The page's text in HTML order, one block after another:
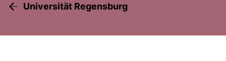
Universität Regensburg